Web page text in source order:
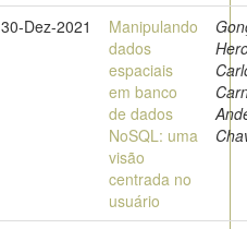
30-Dez-2021
Manipulando
dados
espaciais
em banco
de dados
NoSQL: uma
visão
centrada no
usuário